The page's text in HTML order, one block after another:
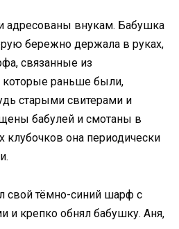
адресованы внукам. Бабушка
бережно держала в руках,
связанные из
которые раньше были,
старыми свитерами и
бабулей и смотаны в
клубочков она периодически
свой тёмно-синий шарф с
и крепко обнял бабушку. Аня,